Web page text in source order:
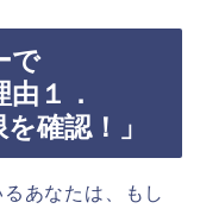
で
１．
確認！」
あなたは、もし